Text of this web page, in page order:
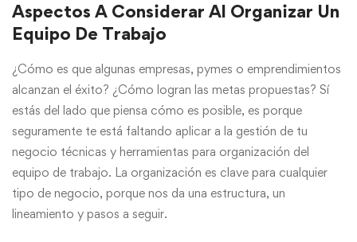
Aspectos A Considerar Al Organizar Un
Equipo De Trabajo
¿Cómo es que algunas empresas, pymes o emprendimientos
alcanzan el éxito? ¿Cómo logran las metas propuestas? Sí
estás del lado que piensa cómo es posible, es porque
seguramente te está faltando aplicar a la gestión de tu
negocio técnicas y herramientas para organización del
equipo de trabajo. La organización es clave para cualquier
tipo de negocio, porque nos da una estructura, un
lineamiento y pasos a seguir.